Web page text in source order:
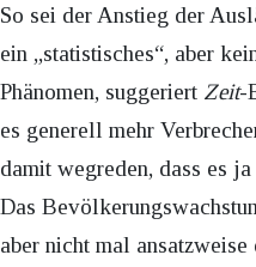
So sei der Anstieg der
ein „statistisches“, aber
Phänomen, suggeriert Zeit-
es generell mehr
damit wegreden, dass es
Das
aber nicht mal ansatzweise